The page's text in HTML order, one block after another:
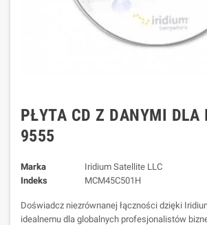
PŁYTA CD Z DANYMI DLA
9555
Marka
Iridium Satellite LLC
Indeks
MCM45C501H
Doświadcz niezrównanej łączności dzięki
idealnemu dla globalnych profesjonalistów